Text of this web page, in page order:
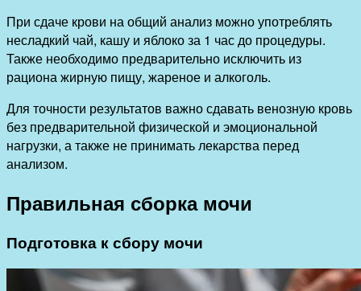
При сдаче крови на общий анализ можно употреблять
несладкий чай, кашу и яблоко за 1 час до процедуры.
Также необходимо предварительно исключить из
рациона жирную пищу, жареное и алкоголь.
Для точности результатов важно сдавать венозную кровь
без предварительной физической и эмоциональной
нагрузки, а также не принимать лекарства перед
анализом.
Правильная сборка мочи
Подготовка к сбору мочи